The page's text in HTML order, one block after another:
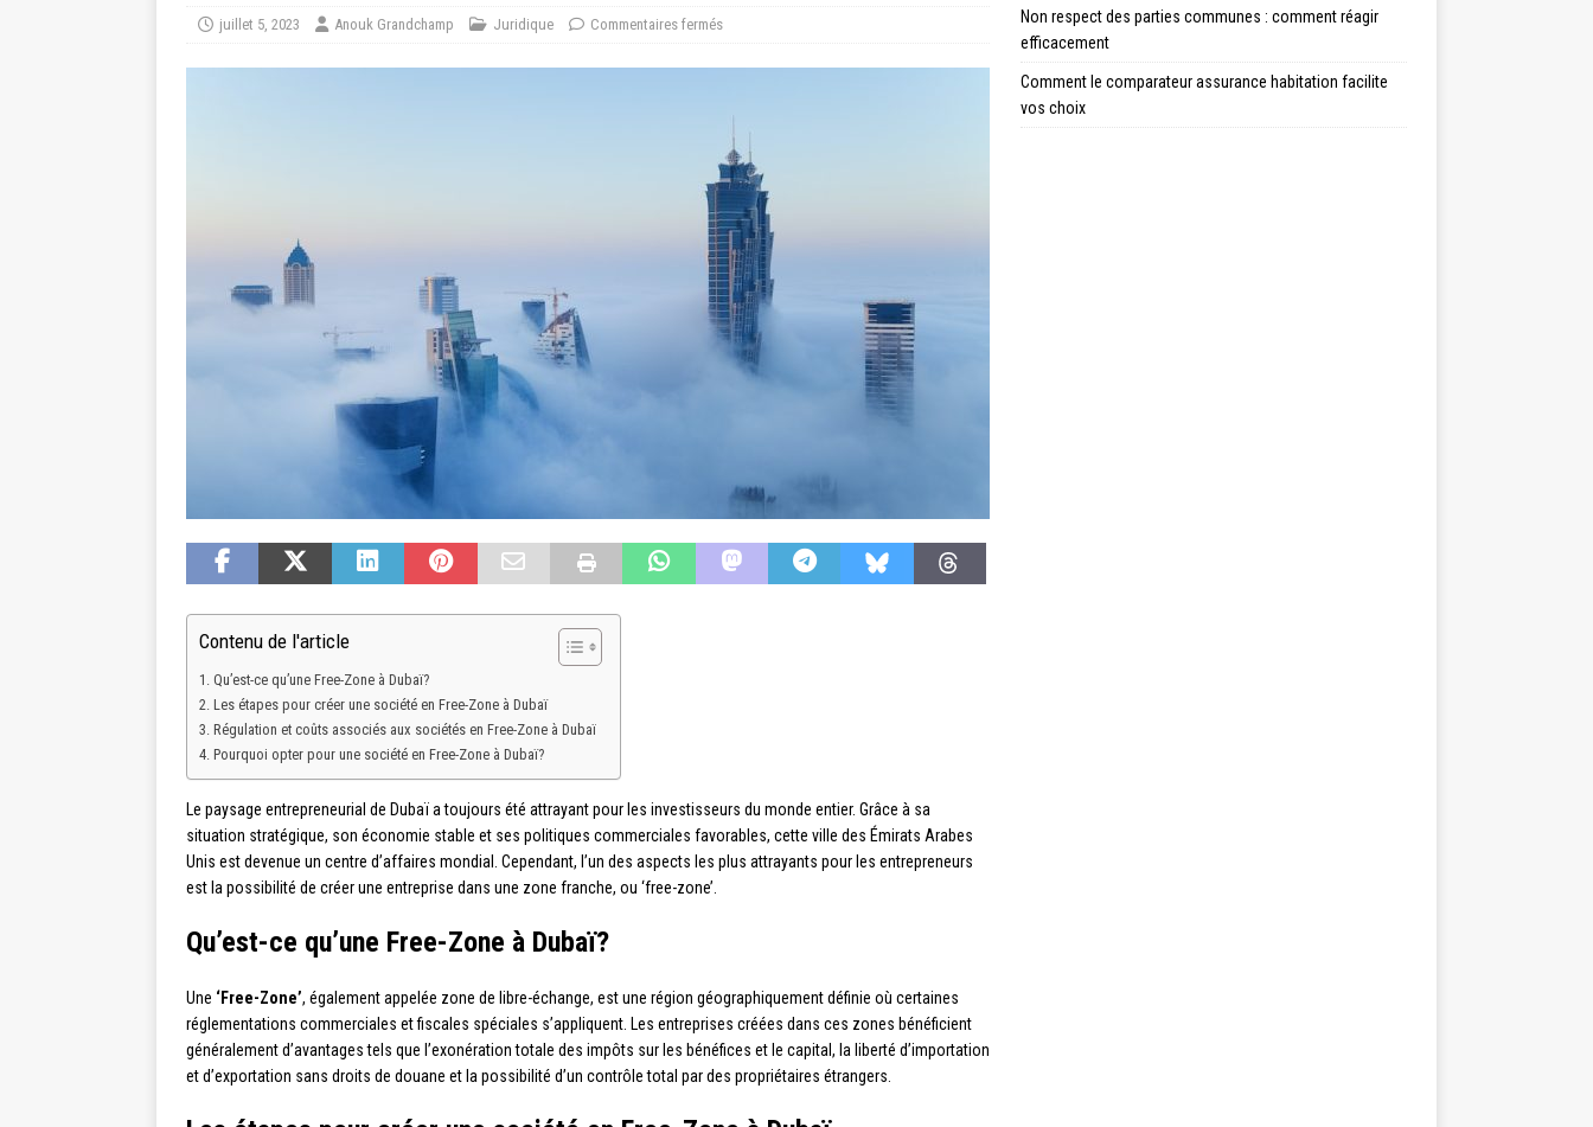
juillet 5, 2023 Anouk Grandchamp Juridique Commentaires fermés
Contenu de l'article
Qu’est-ce qu’une Free-Zone à Dubaï?
Les étapes pour créer une société en Free-Zone à Dubaï
Régulation et coûts associés aux sociétés en Free-Zone à Dubaï
Pourquoi opter pour une société en Free-Zone à Dubaï?
Le paysage entrepreneurial de Dubaï a toujours été attrayant pour les investisseurs du monde entier. Grâce à sa
situation stratégique, son économie stable et ses politiques commerciales favorables, cette ville des Émirats Arabes
Unis est devenue un centre d’affaires mondial. Cependant, l’un des aspects les plus attrayants pour les entrepreneurs
est la possibilité de créer une entreprise dans une zone franche, ou ‘free-zone’.
Qu’est-ce qu’une Free-Zone à Dubaï?
Une ‘Free-Zone’, également appelée zone de libre-échange, est une région géographiquement définie où certaines
réglementations commerciales et fiscales spéciales s’appliquent. Les entreprises créées dans ces zones bénéficient
généralement d’avantages tels que l’exonération totale des impôts sur les bénéfices et le capital, la liberté d’importation
et d’exportation sans droits de douane et la possibilité d’un contrôle total par des propriétaires étrangers.
Non respect des parties communes : comment réagir
efficacement
Comment le comparateur assurance habitation facilite
vos choix